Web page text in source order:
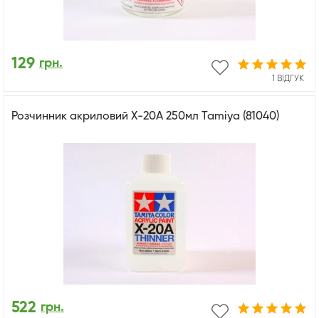
1 ВІДГУК
129 грн.
Розчинник акриловий X-20A 250мл Tamiya (81040)
522 грн.